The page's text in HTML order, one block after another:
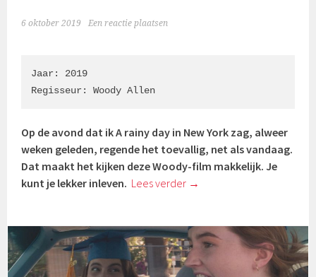
6 oktober 2019 Een reactie plaatsen
Jaar: 2019
Regisseur: Woody Allen
Op de avond dat ik A rainy day in New York zag, alweer
weken geleden, regende het toevallig, net als vandaag.
Dat maakt het kijken deze Woody-film makkelijk. Je
kunt je lekker inleven. Lees verder →